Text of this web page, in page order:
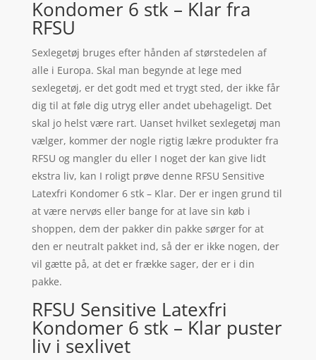
Kondomer 6 stk – Klar fra
RFSU
Sexlegetøj bruges efter hånden af størstedelen af
alle i Europa. Skal man begynde at lege med
sexlegetøj, er det godt med et trygt sted, der ikke får
dig til at føle dig utryg eller andet ubehageligt. Det
skal jo helst være rart. Uanset hvilket sexlegetøj man
vælger, kommer der nogle rigtig lækre produkter fra
RFSU og mangler du eller I noget der kan give lidt
ekstra liv, kan I roligt prøve denne RFSU Sensitive
Latexfri Kondomer 6 stk – Klar. Der er ingen grund til
at være nervøs eller bange for at lave sin køb i
shoppen, dem der pakker din pakke sørger for at
den er neutralt pakket ind, så der er ikke nogen, der
vil gætte på, at det er frække sager, der er i din
pakke.
RFSU Sensitive Latexfri
Kondomer 6 stk – Klar puster
liv i sexlivet